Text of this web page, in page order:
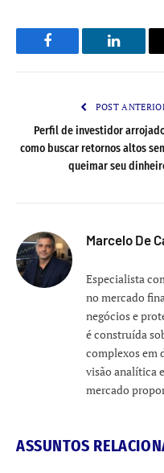
Facebook
POST
Perfil de investidor
como buscar retornos altos
queimar seu
Marcelo De
Especialista
no mercado
negócios e
é construída
complexos em
visão analítica
mercado
ASSUNTOS